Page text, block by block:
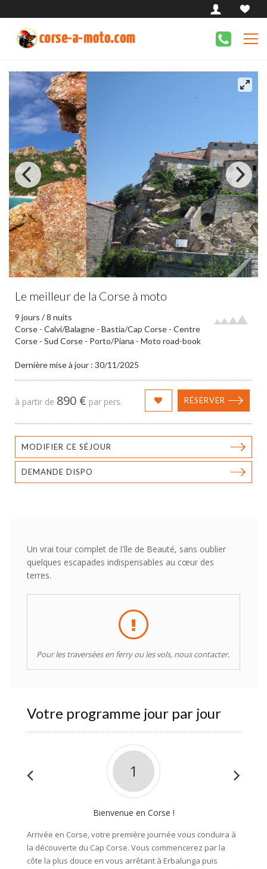
Le meilleur de la Corse à moto
9 jours / 8 nuits
Corse - Calvi/Balagne - Bastia/Cap Corse - Centre
Corse - Sud Corse - Porto/Piana - Moto road-book
Dernière mise à jour : 30/11/2025
à partir de 890 € par pers. RÉSERVER
MODIFIER CE SÉJOUR
DEMANDE DISPO
Un vrai tour complet de l'île de Beauté, sans oublier
quelques escapades indispensables au cœur des
terres.
Pour les traversées en ferry ou les vols, nous contacter.
Votre programme jour par jour
1
Bienvenue en Corse !
Arrivée en Corse, votre première journée vous conduira à
la découverte du Cap Corse. Vous commencerez par la
côte la plus douce en vous arrêtant à Erbalunga puis